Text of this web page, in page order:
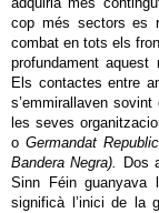
cop més sectors es
combat en tots els
profundament
Els contactes entre
s’emmirallaven
les seves
o Germandat
Bandera Negra).
Dos
Sinn Féin guanyava
significà l’inici de la